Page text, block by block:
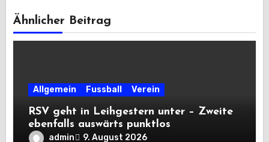
Ähnlicher Beitrag
Allgemein Fussball Verein
RSV geht in Leihgestern unter – Zweite
ebenfalls auswärts punktlos
admin 9. August 2026